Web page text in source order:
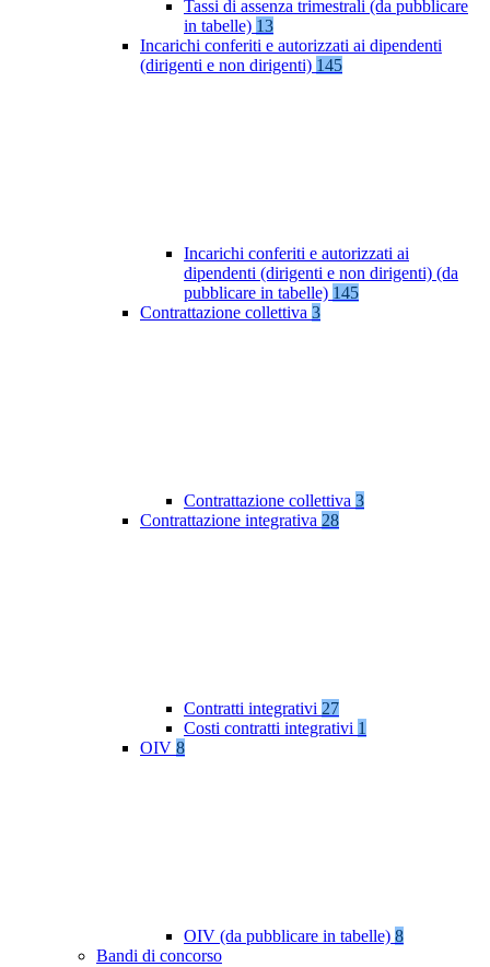
Tassi di assenza trimestrali (da pubblicare
in tabelle) 13
Incarichi conferiti e autorizzati ai dipendenti
(dirigenti e non dirigenti) 145
Incarichi conferiti e autorizzati ai
dipendenti (dirigenti e non dirigenti) (da
pubblicare in tabelle) 145
Contrattazione collettiva 3
Contrattazione collettiva 3
Contrattazione integrativa 28
Contratti integrativi 27
Costi contratti integrativi 1
OIV 8
OIV (da pubblicare in tabelle) 8
Bandi di concorso